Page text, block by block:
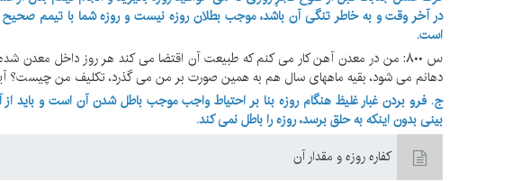
در آخر وقت و به خاطر تنگی آن باشد، موجب بطلان روزه نیست و روزه شما با تیمم
است.
س ۸۰۰: من در معدن آهن کار می کنم که طبیعت آن اقتضا می کند هر روز داخل معدن شده و
دهانم می شود، بقیه ماههای سال هم به همین صورت بر من می گذرد، تکلیف من چیست؟
ج. فرو بردن غبار غلیظ هنگام روزه بنا بر احتیاط واجب موجب باطل شدن آن است و باید
بینی بدون اینکه به حلق برسد، روزه را باطل نمی کند.
كفاره روزه و مقدار آن